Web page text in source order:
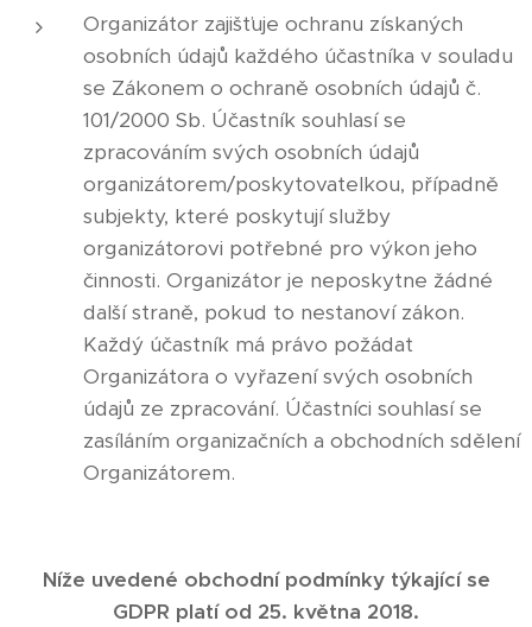
Organizátor zajišťuje ochranu získaných
osobních údajů každého účastníka v souladu
se Zákonem o ochraně osobních údajů č.
101/2000 Sb. Účastník souhlasí se
zpracováním svých osobních údajů
organizátorem/poskytovatelkou, případně
subjekty, které poskytují služby
organizátorovi potřebné pro výkon jeho
činnosti. Organizátor je neposkytne žádné
další straně, pokud to nestanoví zákon.
Každý účastník má právo požádat
Organizátora o vyřazení svých osobních
údajů ze zpracování. Účastníci souhlasí se
zasíláním organizačních a obchodních sdělení
Organizátorem.
Níže uvedené obchodní podmínky týkající se
GDPR platí od 25. května 2018.